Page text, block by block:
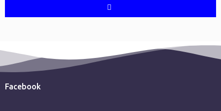
Facebook